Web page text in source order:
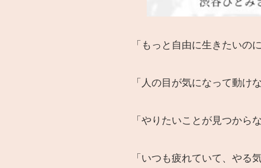
「もっと自由に生きたいの
「人の目が気になって動けな
「やりたいことが見つからな
「いつも疲れていて、やる